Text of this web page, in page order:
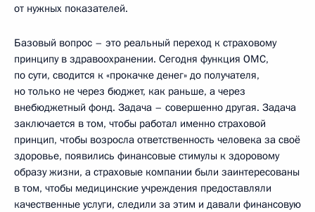
от нужных показателей.
Базовый вопрос – это реальный переход к страховому
принципу в здравоохранении. Сегодня функция ОМС,
по сути, сводится к «прокачке денег» до получателя,
но только не через бюджет, как раньше, а через
внебюджетный фонд. Задача – совершенно другая. Задача
заключается в том, чтобы работал именно страховой
принцип, чтобы возросла ответственность человека за своё
здоровье, появились финансовые стимулы к здоровому
образу жизни, а страховые компании были заинтересованы
в том, чтобы медицинские учреждения предоставляли
качественные услуги, следили за этим и давали финансовую